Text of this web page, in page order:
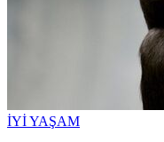
İYİ YAŞAM